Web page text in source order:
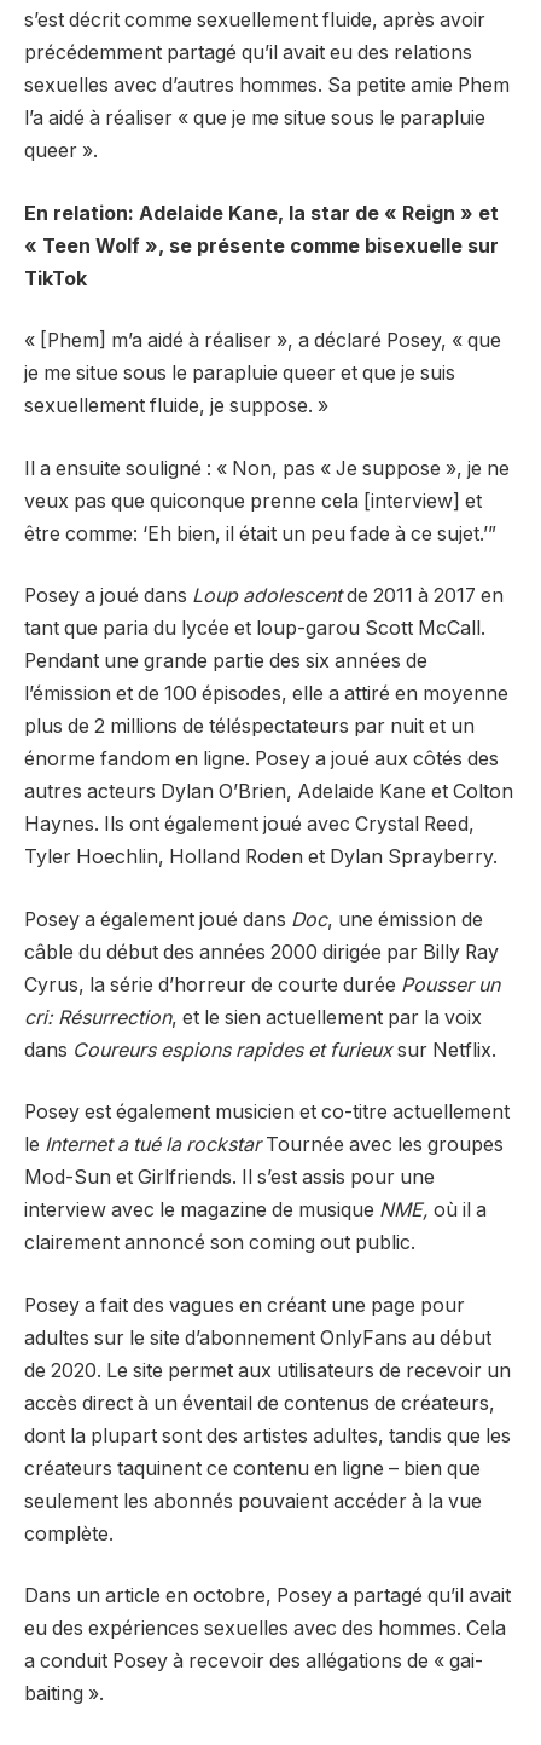
s’est décrit comme sexuellement fluide, après avoir
précédemment partagé qu’il avait eu des relations
sexuelles avec d’autres hommes. Sa petite amie Phem
l’a aidé à réaliser « que je me situe sous le parapluie
queer ».
En relation: Adelaide Kane, la star de « Reign » et
« Teen Wolf », se présente comme bisexuelle sur
TikTok
« [Phem] m’a aidé à réaliser », a déclaré Posey, « que
je me situe sous le parapluie queer et que je suis
sexuellement fluide, je suppose. »
Il a ensuite souligné : « Non, pas « Je suppose », je ne
veux pas que quiconque prenne cela [interview] et
être comme: ‘Eh bien, il était un peu fade à ce sujet.’”
Posey a joué dans Loup adolescentde 2011 à 2017 en
tant que paria du lycée et loup-garou Scott McCall.
Pendant une grande partie des six années de
l’émission et de 100 épisodes, elle a attiré en moyenne
plus de 2 millions de téléspectateurs par nuit et un
énorme fandom en ligne. Posey a joué aux côtés des
autres acteurs Dylan O’Brien, Adelaide Kane et Colton
Haynes. Ils ont également joué avec Crystal Reed,
Tyler Hoechlin, Holland Roden et Dylan Sprayberry.
Posey a également joué dans Doc, une émission de
câble du début des années 2000 dirigée par Billy Ray
Cyrus, la série d’horreur de courte durée Pousser un
cri: Résurrection, et le sien actuellement par la voix
dans Coureurs espions rapides et furieuxsur Netflix.
Posey est également musicien et co-titre actuellement
le Internet a tué la rockstarTournée avec les groupes
Mod-Sun et Girlfriends. Il s’est assis pour une
interview avec le magazine de musique NME, où il a
clairement annoncé son coming out public.
Posey a fait des vagues en créant une page pour
adultes sur le site d’abonnement OnlyFans au début
de 2020. Le site permet aux utilisateurs de recevoir un
accès direct à un éventail de contenus de créateurs,
dont la plupart sont des artistes adultes, tandis que les
créateurs taquinent ce contenu en ligne – bien que
seulement les abonnés pouvaient accéder à la vue
complète.
Dans un article en octobre, Posey a partagé qu’il avait
eu des expériences sexuelles avec des hommes. Cela
a conduit Posey à recevoir des allégations de « gai-
baiting ».